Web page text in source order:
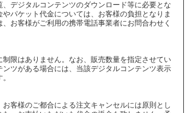
、デジタルコンテンツのダウンロード等に必要とな
やパケット代金については、お客様の負担となりま
お客様がご利用の携帯電話事業者にお問合わせく
制限はありません。なお、販売数量を指定させてい
ンツがある場合には、当該デジタルコンテンツ表示
客様のご都合による注文キャンセルには原則とし